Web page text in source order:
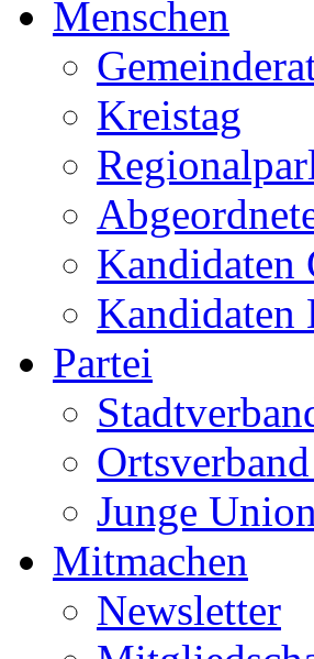
Menschen
Kreistag
Kandidaten
Kandidaten
Partei
Junge Union
Mitmachen
Newsletter